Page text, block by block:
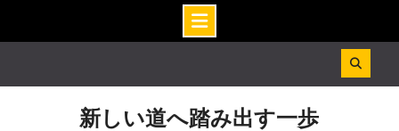
新しい道へ踏み出す一歩